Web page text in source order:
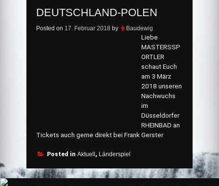
DEUTSCHLAND-POLEN
Posted on 17. Februar 2018 by Baudewig
Liebe
MASTERSSP
ORTLER
schaut Euch
am 3 März
2018 unseren
Nachwuchs
im
Düsseldorfer
RHEINBAD an
Tickets auch gerne direkt bei Frank Gerster
Posted in Aktuell , Länderspiel